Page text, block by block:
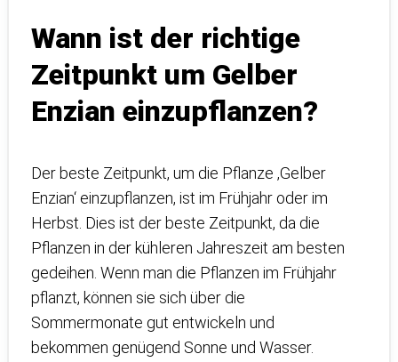
Wann ist der richtige
Zeitpunkt um Gelber
Enzian einzupflanzen?
Der beste Zeitpunkt, um die Pflanze ‚Gelber
Enzian‘ einzupflanzen, ist im Frühjahr oder im
Herbst. Dies ist der beste Zeitpunkt, da die
Pflanzen in der kühleren Jahreszeit am besten
gedeihen. Wenn man die Pflanzen im Frühjahr
pflanzt, können sie sich über die
Sommermonate gut entwickeln und
bekommen genügend Sonne und Wasser.